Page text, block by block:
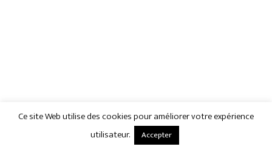
Ce site Web utilise des cookies pour améliorer votre expérience
utilisateur.
Accepter